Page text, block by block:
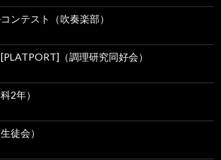
ンテスト（吹奏楽部）
（調理研究同好会）
2年）
徒会）